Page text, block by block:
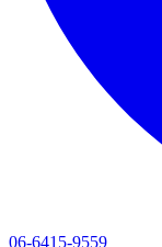
06-6415-9559